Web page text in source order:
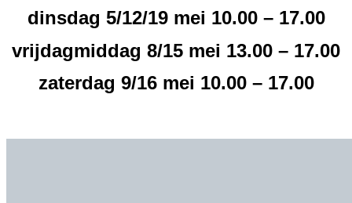
dinsdag 5/12/19 mei 10.00 – 17.00
vrijdagmiddag 8/15 mei 13.00 – 17.00
zaterdag 9/16 mei 10.00 – 17.00